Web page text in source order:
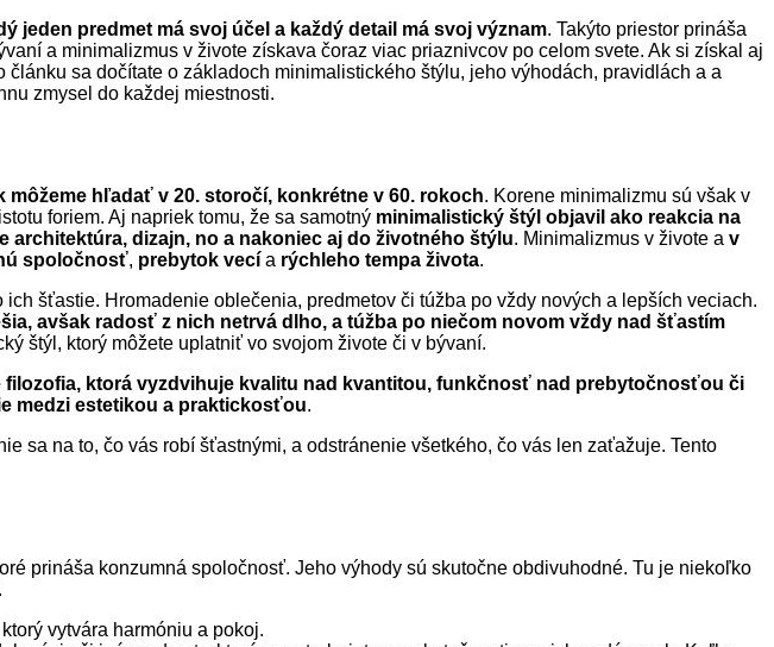
jeden predmet má svoj účel a každý detail má svoj význam. Takýto priestor prináša
a minimalizmus v živote získava čoraz viac priaznivcov po celom svete. Ak si získal aj
sa dočítate o základoch minimalistického štýlu, jeho výhodách, pravidlách a a
zmysel do každej miestnosti.
môžeme hľadať v 20. storočí, konkrétne v 60. rokoch. Korene minimalizmu sú však v
foriem. Aj napriek tomu, že sa samotný minimalistický štýl objavil ako reakcia na
architektúra, dizajn, no a nakoniec aj do životného štýlu. Minimalizmus v živote a v
spoločnosť, prebytok vecí a rýchleho tempa života.
šťastie. Hromadenie oblečenia, predmetov či túžba po vždy nových a lepších veciach.
avšak radosť z nich netrvá dlho, a túžba po niečom novom vždy nad šťastím
štýl, ktorý môžete uplatniť vo svojom živote či v bývaní.
filozofia, ktorá vyzdvihuje kvalitu nad kvantitou, funkčnosť nad prebytočnosťou či
medzi estetikou a praktickosťou.
sa na to, čo vás robí šťastnými, a odstránenie všetkého, čo vás len zaťažuje. Tento
prináša konzumná spoločnosť. Jeho výhody sú skutočne obdivuhodné. Tu je niekoľko
vytvára harmóniu a pokoj.